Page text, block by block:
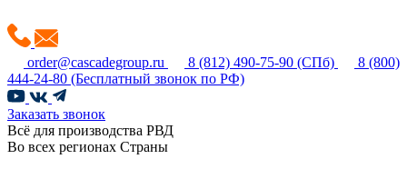
order@cascadegroup.ru 8 (812) 490-75-90 (СПб)
8 (800)
444-24-80 (Бесплатный звонок по РФ)
Заказать звонок
Всё для производства РВД
Во всех регионах Страны